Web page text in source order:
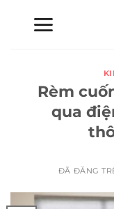
Rèm
qua
ĐÃ ĐĂNG